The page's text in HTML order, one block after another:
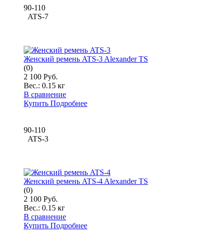
90-110
ATS-7
Женский ремень ATS-3 Alexander TS
(0)
2 100 Руб.
Вес.: 0.15 кг
В сравнение
Купить Подробнее
90-110
ATS-3
Женский ремень ATS-4 Alexander TS
(0)
2 100 Руб.
Вес.: 0.15 кг
В сравнение
Купить Подробнее